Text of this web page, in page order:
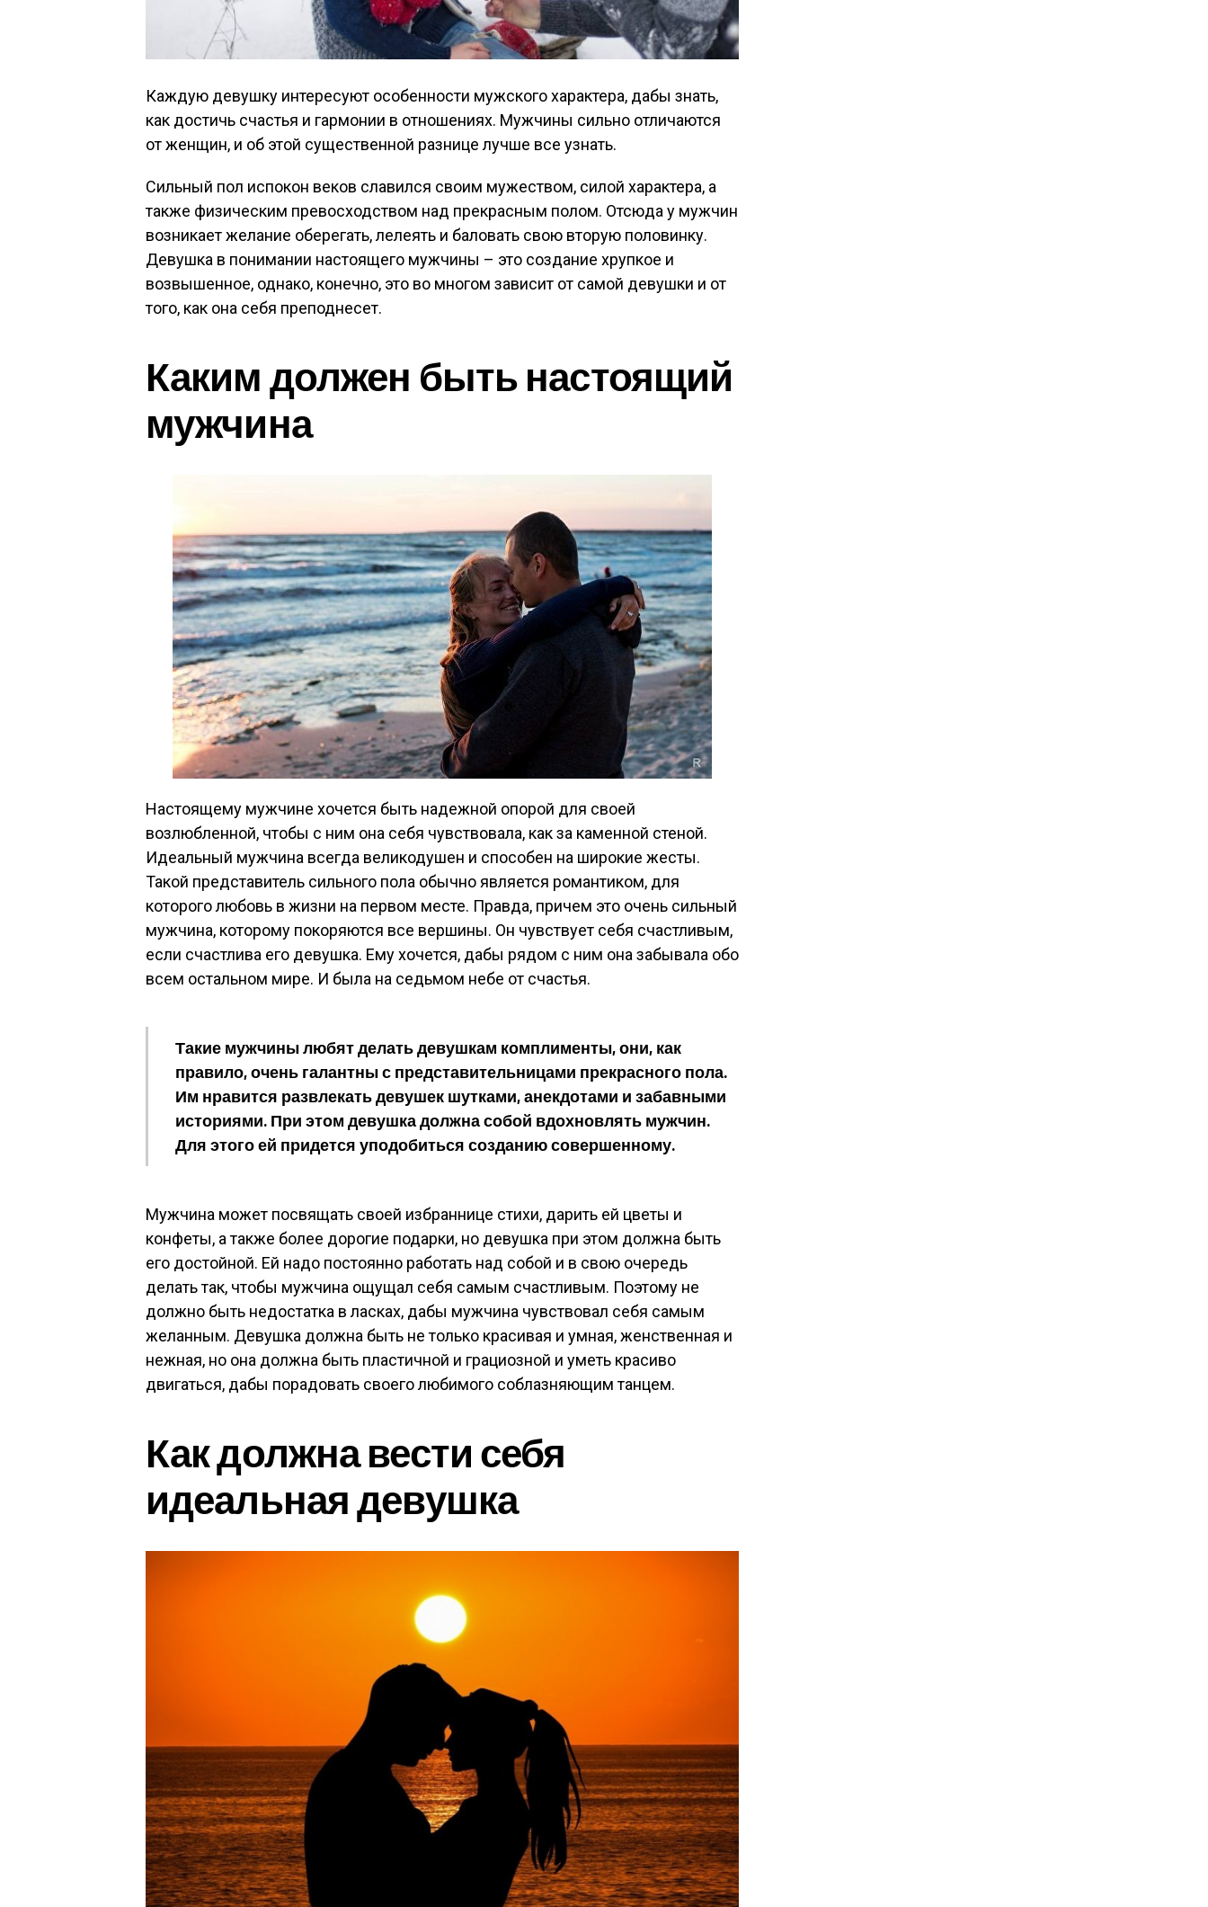
Каждую девушку интересуют особенности мужского характера, дабы знать,
как достичь счастья и гармонии в отношениях. Мужчины сильно отличаются
от женщин, и об этой существенной разнице лучше все узнать.
Сильный пол испокон веков славился своим мужеством, силой характера, а
также физическим превосходством над прекрасным полом. Отсюда у мужчин
возникает желание оберегать, лелеять и баловать свою вторую половинку.
Девушка в понимании настоящего мужчины – это создание хрупкое и
возвышенное, однако, конечно, это во многом зависит от самой девушки и от
того, как она себя преподнесет.
Каким должен быть настоящий
мужчина
Настоящему мужчине хочется быть надежной опорой для своей
возлюбленной, чтобы с ним она себя чувствовала, как за каменной стеной.
Идеальный мужчина всегда великодушен и способен на широкие жесты.
Такой представитель сильного пола обычно является романтиком, для
которого любовь в жизни на первом месте. Правда, причем это очень сильный
мужчина, которому покоряются все вершины. Он чувствует себя счастливым,
если счастлива его девушка. Ему хочется, дабы рядом с ним она забывала обо
всем остальном мире. И была на седьмом небе от счастья.
Такие мужчины любят делать девушкам комплименты, они, как
правило, очень галантны с представительницами прекрасного пола.
Им нравится развлекать девушек шутками, анекдотами и забавными
историями. При этом девушка должна собой вдохновлять мужчин.
Для этого ей придется уподобиться созданию совершенному.
Мужчина может посвящать своей избраннице стихи, дарить ей цветы и
конфеты, а также более дорогие подарки, но девушка при этом должна быть
его достойной. Ей надо постоянно работать над собой и в свою очередь
делать так, чтобы мужчина ощущал себя самым счастливым. Поэтому не
должно быть недостатка в ласках, дабы мужчина чувствовал себя самым
желанным. Девушка должна быть не только красивая и умная, женственная и
нежная, но она должна быть пластичной и грациозной и уметь красиво
двигаться, дабы порадовать своего любимого соблазняющим танцем.
Как должна вести себя
идеальная девушка